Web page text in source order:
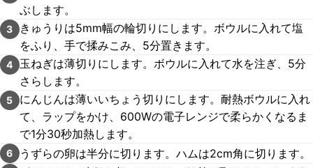
ぶします。
3
きゅうりは5mm幅の輪切りにします。ボウルに入れて塩
をふり、手で揉みこみ、5分置きます。
4
玉ねぎは薄切りにします。ボウルに入れて水を注ぎ、5分
さらします。
5
にんじんは薄いいちょう切りにします。耐熱ボウルに入れ
て、ラップをかけ、600Wの電子レンジで柔らかくなるま
で1分30秒加熱します。
6 うずらの卵は半分に切ります。ハムは2cm角に切ります。